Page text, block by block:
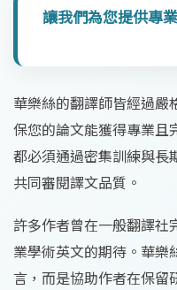
讓我們為您提供專
華樂絲的翻譯師皆經過嚴
保您的論文能獲得專業且
都必須通過密集訓練與長
共同審閱譯文品質。
許多作者曾在一般翻譯社
業學術英文的期待。華樂
言，而是協助作者在保留